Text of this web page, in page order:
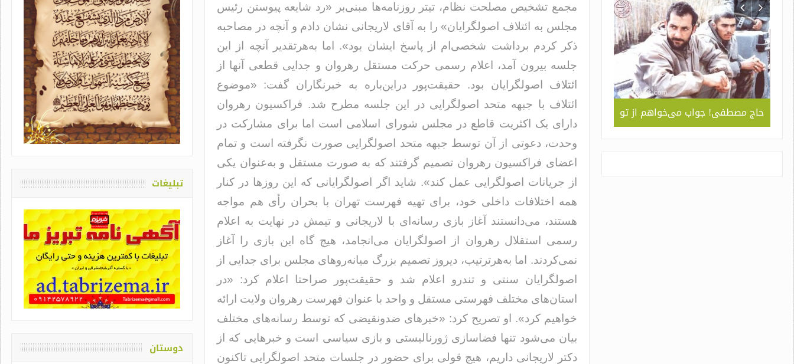
مجمع تشخیص مصلحت نظام، تیتر روزنامه‌ها مبنی‌بر «رد شایعه پیوستن رئیس
مجلس به ائتلاف اصولگرایان» را به آقای لاریجانی نشان دادم و آنچه در مصاحبه
ذکر کردم برداشت شخصی‌ام از پاسخ ایشان بود». اما به‌هرتقدیر آنچه از این
جلسه بیرون آمد، اعلام رسمی حرکت مستقل رهروان و جدایی قطعی آنها از
ائتلاف اصولگرایان بود. حقیقت‌پور دراین‌باره به خبرنگاران گفت: «موضوع
ائتلاف با جبهه متحد اصولگرایی در این جلسه مطرح شد. فراکسیون رهروان
دارای یک اکثریت قاطع در مجلس شورای اسلامی است اما برای مشارکت در
وحدت، دعوتی از آن توسط جبهه متحد اصولگرایی صورت نگرفته ‌است و تمام
اعضای فراکسیون رهروان تصمیم گرفتند که به صورت مستقل و به‌عنوان یکی
از جریانات اصولگرایی عمل کند». شاید اگر اصولگرایانی که این روزها در کنار
همه اختلافات داخلی خود، برای تهیه فهرست تهران با بحران رأی هم مواجه
هستند، می‌دانستند آغاز بازی رسانه‌ای با لاریجانی و تیمش در نهایت به اعلام
رسمی استقلال رهروان از اصولگرایان می‌انجامد، هیچ گاه این بازی را آغاز
نمی‌کردند. اما به‌هرترتیب، دیروز تصمیم بزرگ میانه‌روهای مجلس برای جدایی از
اصولگرایان سنتی و تندرو اعلام شد و حقیقت‌پور صراحتا اعلام کرد: «در
استان‌های مختلف فهرستی مستقل و واحد با عنوان فهرست رهروان ولایت ارائه
خواهیم کرد». او تصریح کرد: «خبرهای ضدونقیضی که توسط رسانه‌های مختلف
بیان می‌شود تنها فضاسازی ژورنالیستی و بازی سیاسی است و خبرهایی که از
دکتر لاریجانی داریم، هیچ قولی برای حضور در جلسات متحد اصولگرایی تاکنون
تبلیغات
دوستان
به یاد او که دغدغه سلامت قلم
داشت / طاهره سادات حمیدی
خداحافظ رزمنده / دلنوشته ای از
حسن دشتی
جلوه ای از همدلی و صمیمیت به
سبک و سیاق دوران دفاع مقدس /
حسن دشتی
حاج مصطفی! جواب می‌خواهم از تو